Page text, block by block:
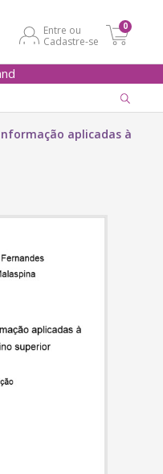
Entre ou
Cadastre-se
0
aplicadas à